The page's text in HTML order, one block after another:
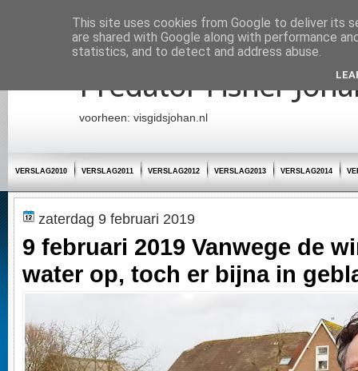
Startpagina
Predator Fisher
voorheen: visgidsjohan.nl
VERSLAG2010 VERSLAG2011 VERSLAG2012 VERSLAG2013 VERSLAG2014
zaterdag 9 februari 2019
9 februari 2019 Vanwege de
water op, toch er bijna in
This site uses cookies from Google to deliver its
are shared with Google along with performance
statistics, and to detect and address abuse.